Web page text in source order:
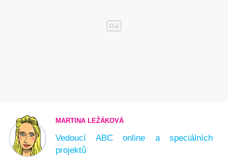
MARTINA LEŽÁKOVÁ
Vedoucí ABC online a speciálních
projektů